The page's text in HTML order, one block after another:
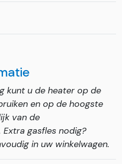
kunt u de heater op de
en op de hoogste
van de
gasfles nodig?
in uw winkelwagen.